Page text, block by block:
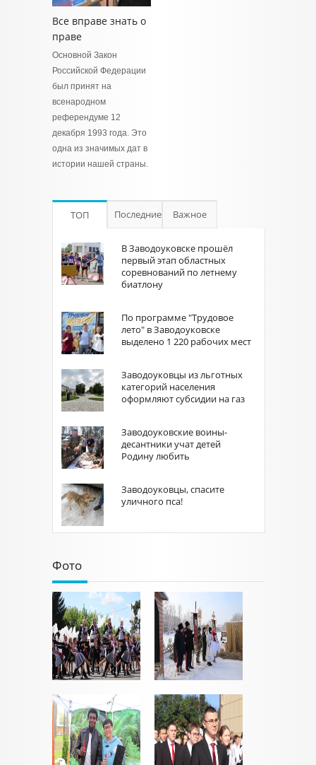
Все вправе знать о
праве
Основной Закон
Российской Федерации
был принят на
всенародном
референдуме 12
декабря 1993 года. Это
одна из значимых дат в
истории нашей страны.
ТОП Последние Важное
В Заводоуковске прошёл
первый этап областных
соревнований по летнему
биатлону
По программе "Трудовое
лето" в Заводоуковске
выделено 1 220 рабочих мест
Заводоуковцы из льготных
категорий населения
оформляют субсидии на газ
Заводоуковские воины-
десантники учат детей
Родину любить
Заводоуковцы, спасите
уличного пса!
Фото